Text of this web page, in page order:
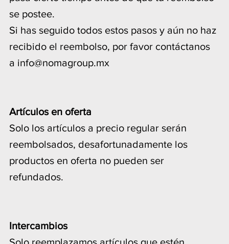
se postee.
Si has seguido todos estos pasos y aún no haz
recibido el reembolso, por favor contáctanos
a info@nomagroup.mx
Artículos en oferta
Solo los artículos a precio regular serán
reembolsados, desafortunadamente los
productos en oferta no pueden ser
refundados.
Intercambios